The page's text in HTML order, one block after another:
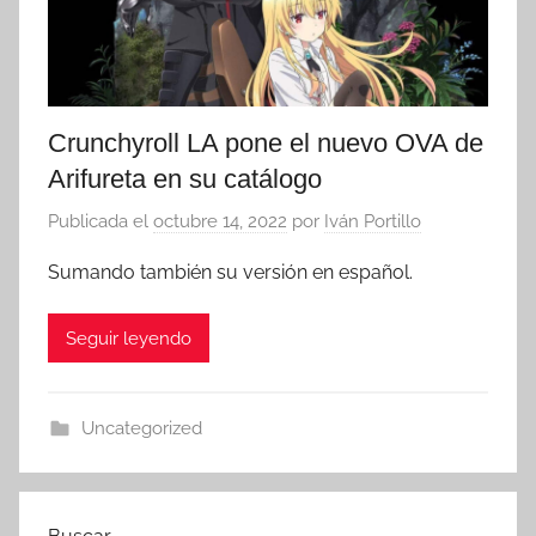
Crunchyroll LA pone el nuevo OVA de
Arifureta en su catálogo
Publicada el octubre 14, 2022 por Iván Portillo
Sumando también su versión en español.
Seguir leyendo
Uncategorized